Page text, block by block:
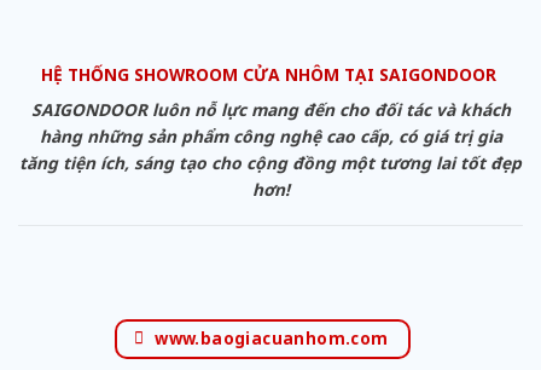
HỆ THỐNG SHOWROOM CỬA NHÔM TẠI SAIGONDOOR
SAIGONDOOR luôn nỗ lực mang đến cho đối tác và khách
hàng những sản phẩm công nghệ cao cấp, có giá trị gia
tăng tiện ích, sáng tạo cho cộng đồng một tương lai tốt đẹp
hơn!
www.baogiacuanhom.com